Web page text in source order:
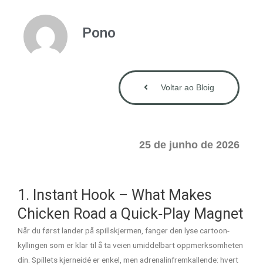
Pono
Voltar ao Bloig
25 de junho de 2026
1. Instant Hook – What Makes
Chicken Road a Quick‑Play Magnet
Når du først lander på spillskjermen, fanger den lyse cartoon-
kyllingen som er klar til å ta veien umiddelbart oppmerksomheten
din. Spillets kjerneidé er enkel, men adrenalinfremkallende: hvert